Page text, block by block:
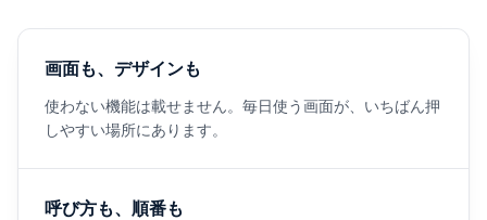
画面も、デザインも
使わない機能は載せません。毎日使う画面が、いちばん押
しやすい場所にあります。
呼び方も、順番も